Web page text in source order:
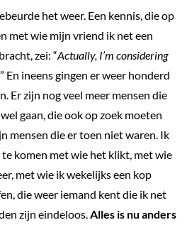
het weer. Een kennis, die op
met wie mijn vriend ik net een
zei: “Actually, I’m considering
” En ineens gingen er weer honderd
Er zijn nog veel meer mensen die
gaan, die ook op zoek moeten
mensen die er toen niet waren. Ik
komen met wie het klikt, met wie
met wie ik wekelijks een kop
die weer iemand kent die ik net
zijn eindeloos.Alles is nu anders